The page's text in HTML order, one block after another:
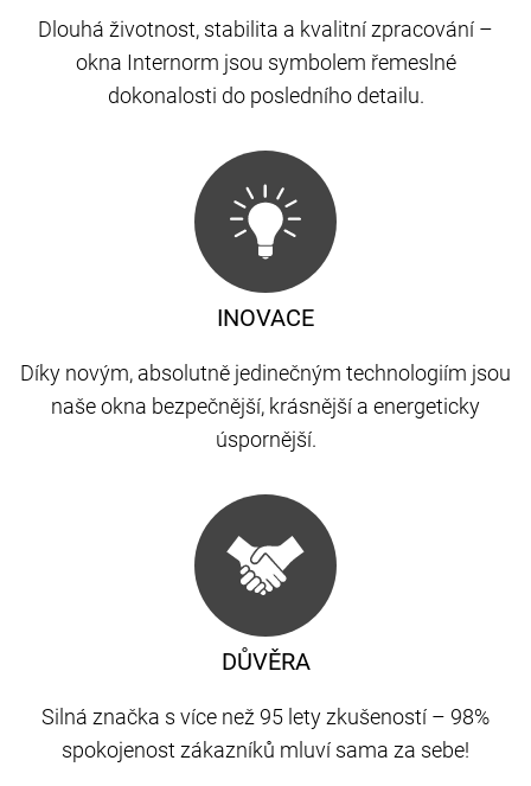
Dlouhá životnost, stabilita a kvalitní zpracování –
okna Internorm jsou symbolem řemeslné
dokonalosti do posledního detailu.
DŮVĚRA
Silná značka s více než 95 lety zkušeností – 98%
spokojenost zákazníků mluví sama za sebe!
INOVACE
Díky novým, absolutně jedinečným technologiím jsou
naše okna bezpečnější, krásnější a energeticky
úspornější.